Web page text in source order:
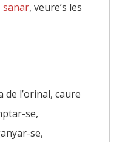
sanar, veure’s les
l’orinal, caure
se,
se,